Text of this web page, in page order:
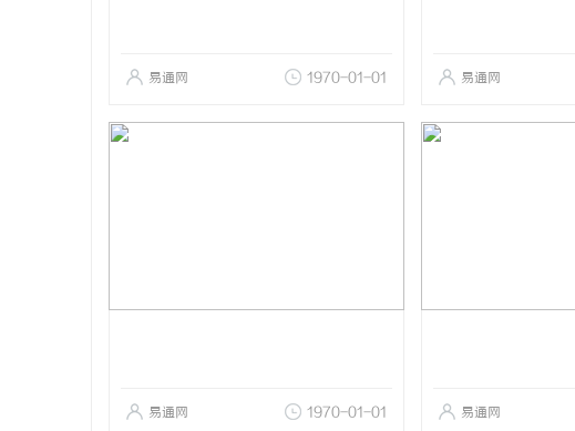
易通网 1970-01-01 易通网
易通网 1970-01-01 易通网